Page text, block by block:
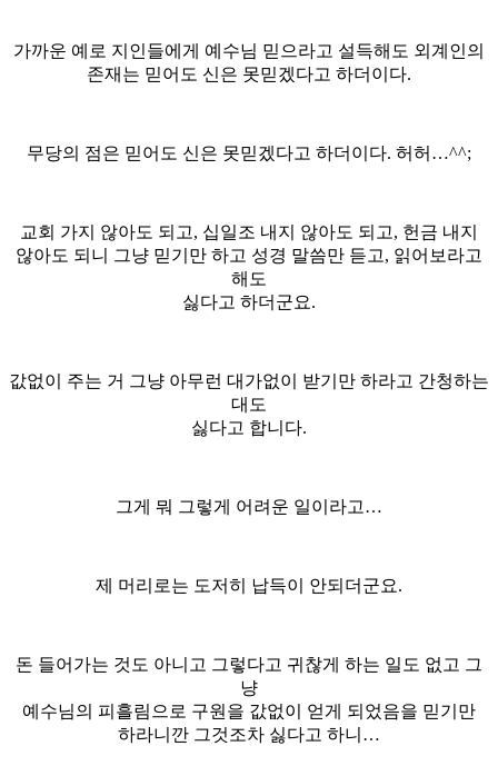
가까운 예로 지인들에게 예수님 믿으라고 설득해도 외계인의
존재는 믿어도 신은 못믿겠다고 하더이다.
무당의 점은 믿어도 신은 못믿겠다고 하더이다. 허허…^^;
교회 가지 않아도 되고, 십일조 내지 않아도 되고, 헌금 내지
않아도 되니 그냥 믿기만 하고 성경 말씀만 듣고, 읽어보라고
해도
싫다고 하더군요.
값없이 주는 거 그냥 아무런 대가없이 받기만 하라고 간청하는
대도
싫다고 합니다.
그게 뭐 그렇게 어려운 일이라고…
제 머리로는 도저히 납득이 안되더군요.
돈 들어가는 것도 아니고 그렇다고 귀찮게 하는 일도 없고 그
냥
예수님의 피흘림으로 구원을 값없이 얻게 되었음을 믿기만
하라니깐 그것조차 싫다고 하니…